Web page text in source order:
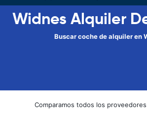
Widnes Alquiler
Buscar coche de alquiler en
Comparamos todos los